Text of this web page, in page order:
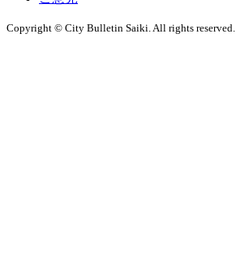
Copyright © City Bulletin Saiki. All rights reserved.